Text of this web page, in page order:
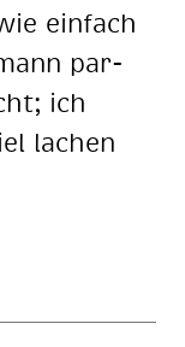
ein­fach
par­
ich
la­chen